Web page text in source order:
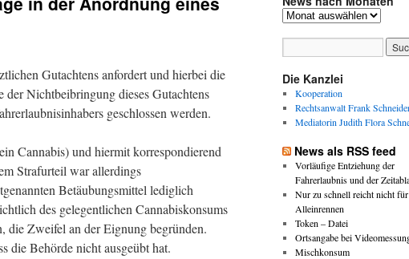
Gutachtens anfordert und hierbei die
Nichtbeibringung dieses Gutachtens
geschlossen werden.
Cannabis) und hiermit korrespondierend
Strafurteil war allerdings
Betäubungsmittel lediglich
des gelegentlichen Cannabiskonsums
die Zweifel an der Eignung begründen.
die Behörde nicht ausgeübt hat.
News
Die Kanzlei
Kooperation
Rechtsanwalt Frank
Mediatorin Judith Flora
News als RSS feed
Vorläufige Entziehung der
Fahrerlaubnis und der
Nur zu schnell reicht nicht
Alleinrennen
Token – Datei
Ortsangabe bei
Mischkonsum